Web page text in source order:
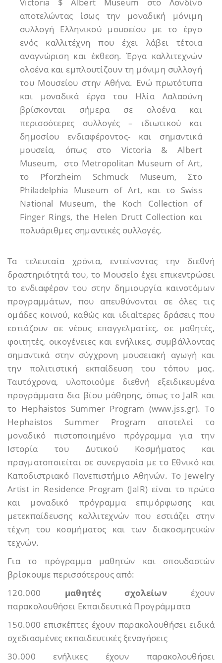
Victoria $ Albert Museum στο Λονδίνο
αποτελώντας ίσως την μοναδική μόνιμη
συλλογή Ελληνικού μουσείου με το έργο
ενός καλλιτέχνη που έχει λάβει τέτοια
αναγνώριση και έκθεση. Έργα καλλιτεχνών
ολοένα και εμπλουτίζουν τη μόνιμη συλλογή
του Μουσείου στην Αθήνα. Ενώ πρωτότυπα
και μοναδικά έργα του Ηλία Λαλαούνη
βρίσκονται σήμερα σε ολοένα και
περισσότερες συλλογές – ιδιωτικού και
δημοσίου ενδιαφέροντος- και σημαντικά
μουσεία, όπως στο Victoria & Albert
Museum, στο Metropolitan Museum of Art,
το Pforzheim Schmuck Museum, Στο
Philadelphia Museum of Art, και το Swiss
National Museum, the Koch Collection of
Finger Rings, the Helen Drutt Collection και
πολυάριθμες σημαντικές συλλογές.
Τα τελευταία χρόνια, εντείνοντας την διεθνή
δραστηριότητά του, το Μουσείο έχει επικεντρώσει
το ενδιαφέρον του στην δημιουργία καινοτόμων
προγραμμάτων, που απευθύνονται σε όλες τις
ομάδες κοινού, καθώς και ιδιαίτερες δράσεις που
εστιάζουν σε νέους επαγγελματίες, σε μαθητές,
φοιτητές, οικογένειες και ενήλικες, συμβάλλοντας
σημαντικά στην σύγχρονη μουσειακή αγωγή και
την πολιτιστική εκπαίδευση του τόπου μας.
Ταυτόχρονα, υλοποιούμε διεθνή εξειδικευμένα
προγράμματα δια βίου μάθησης, όπως το JaIR και
το Hephaistos Summer Program (www.jss.gr). Το
Hephaistos Summer Program αποτελεί το
μοναδικό πιστοποιημένο πρόγραμμα για την
Ιστορία του Δυτικού Κοσμήματος και
πραγματοποιείται σε συνεργασία με το Εθνικό και
Καποδιστριακό Πανεπιστήμιο Αθηνών. Το Jewelry
Artist in Residence Program (JaIR) είναι το πρώτο
και μοναδικό πρόγραμμα επιμόρφωσης και
μετεκπαίδευσης καλλιτεχνών που εστιάζει στην
τέχνη του κοσμήματος και των διακοσμητικών
τεχνών.
Για το πρόγραμμα μαθητών και σπουδαστών
βρίσκουμε περισσότερους από:
120.000 μαθητές σχολείωνέχουν
παρακολουθήσει Εκπαιδευτικά Προγράμματα
150.000 επισκέπτες έχουν παρακολουθήσει ειδικά
σχεδιασμένες εκπαιδευτικές ξεναγήσεις
30.000 ενήλικες έχουν παρακολουθήσει